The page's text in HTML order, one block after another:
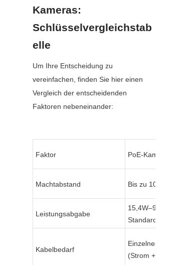
Kameras:
Schlüsselvergleichstab
elle
Um Ihre Entscheidung zu
vereinfachen, finden Sie hier einen
Vergleich der entscheidenden
Faktoren nebeneinander:
Faktor PoE-Kameramodule
Machtabstand Bis zu 100 Meter
Leistungsabgabe
15,4W–90W (pro
Standard)
Kabelbedarf
Einzelnes
(Strom + Daten)